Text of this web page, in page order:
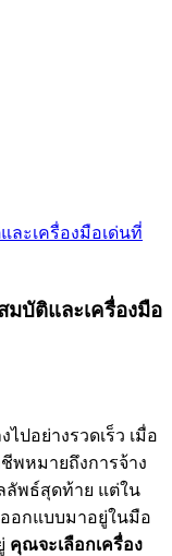
ละเครื่องมือเด่นที่
บัติและเครื่องมือ
ปอย่างรวดเร็ว เมื่อ
พหมายถึงการจ้าง
ลัพธ์สุดท้าย แต่ใน
อกแบบมาอยู่ในมือ
คุณจะเลือกเครื่อง